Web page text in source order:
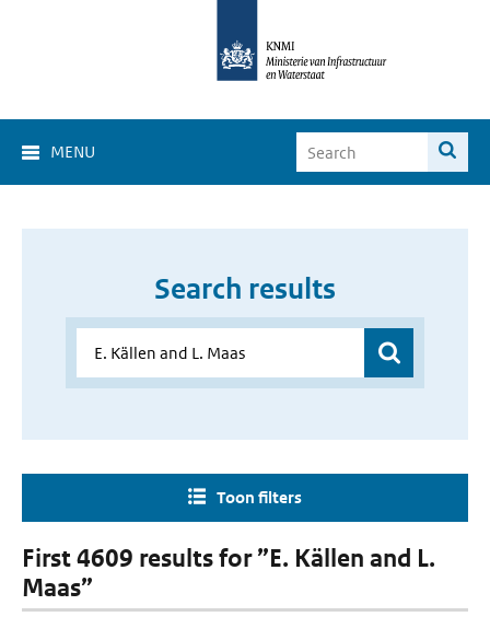
MENU
Search results
Toon filters
First 4609 results for ”E. Källen and L.
Maas”